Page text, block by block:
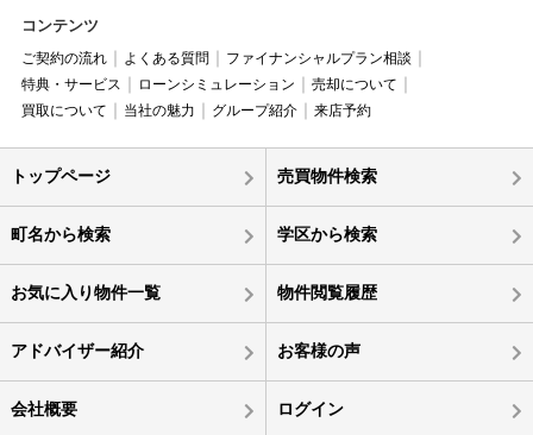
コンテンツ
ご契約の流れ よくある質問
ファイナンシャルプラン相談
特典・サービス
ローンシミュレーション
売却について
買取について
当社の魅力 グループ紹介 来店予約
トップページ 売買物件検索
町名から検索 学区から検索
お気に入り物件一覧 物件閲覧履歴
アドバイザー紹介 お客様の声
会社概要 ログイン